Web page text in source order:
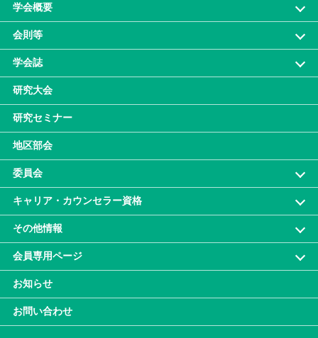
学会概要
会則等
学会誌
研究大会
研究セミナー
地区部会
委員会
キャリア・カウンセラー資格
その他情報
会員専⽤ページ
お知らせ
お問い合わせ